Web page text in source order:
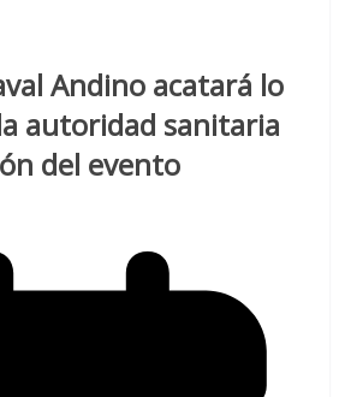
Andino acatará lo
autoridad sanitaria
del evento